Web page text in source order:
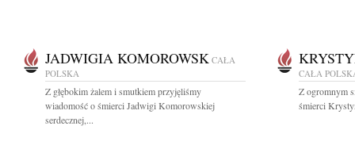
JADWIGIA KOMOROWSK CAŁA
POLSKA
Z głębokim żalem i smutkiem przyjęliśmy
wiadomość o śmierci Jadwigi Komorowskiej
serdecznej,...
CAŁA
Z ogromnym
śmierci